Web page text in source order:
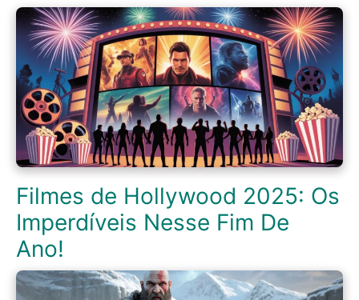
Filmes de Hollywood 2025: Os
Imperdíveis Nesse Fim De
Ano!